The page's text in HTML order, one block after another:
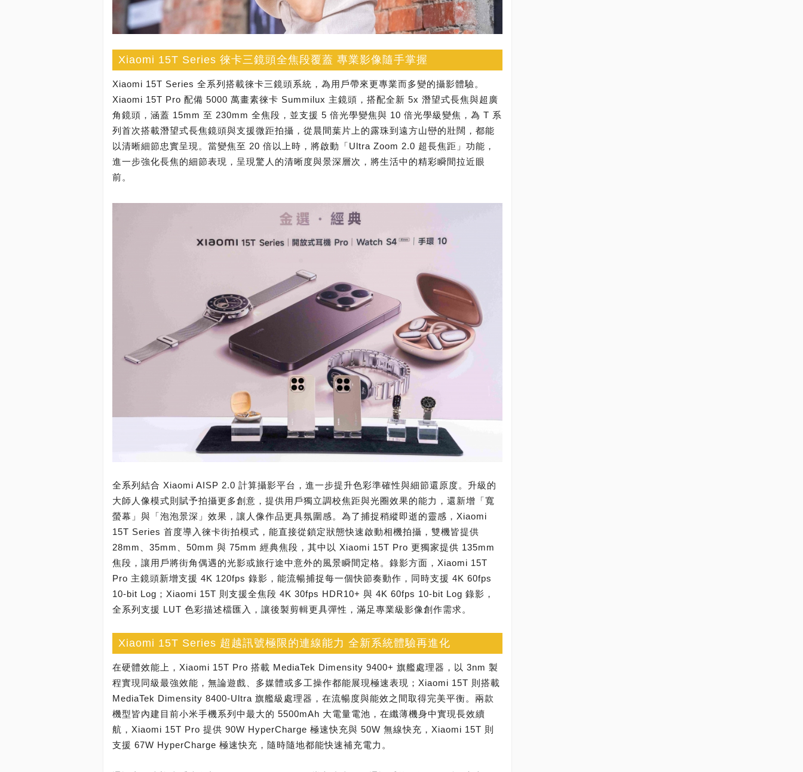
Xiaomi 15T Series 徠卡三鏡頭全焦段覆蓋 專業影像隨手掌握
Xiaomi 15T Series 全系列搭載徠卡三鏡頭系統，為用戶帶來更專業而多變的攝影體驗。
Xiaomi 15T Pro 配備 5000 萬畫素徠卡 Summilux 主鏡頭，搭配全新 5x 潛望式長焦與超廣
角鏡頭，涵蓋 15mm 至 230mm 全焦段，並支援 5 倍光學變焦與 10 倍光學級變焦，為 T 系
列首次搭載潛望式長焦鏡頭與支援微距拍攝，從晨間葉片上的露珠到遠方山巒的壯闊，都能
以清晰細節忠實呈現。當變焦至 20 倍以上時，將啟動「Ultra Zoom 2.0 超長焦距」功能，
進一步強化長焦的細節表現，呈現驚人的清晰度與景深層次，將生活中的精彩瞬間拉近眼
前。
全系列結合 Xiaomi AISP 2.0 計算攝影平台，進一步提升色彩準確性與細節還原度。升級的
大師人像模式則賦予拍攝更多創意，提供用戶獨立調校焦距與光圈效果的能力，還新增「寬
螢幕」與「泡泡景深」效果，讓人像作品更具氛圍感。為了捕捉稍縱即逝的靈感，Xiaomi
15T Series 首度導入徠卡街拍模式，能直接從鎖定狀態快速啟動相機拍攝，雙機皆提供
28mm、35mm、50mm 與 75mm 經典焦段，其中以 Xiaomi 15T Pro 更獨家提供 135mm
焦段，讓用戶將街角偶遇的光影或旅行途中意外的風景瞬間定格。錄影方面，Xiaomi 15T
Pro 主鏡頭新增支援 4K 120fps 錄影，能流暢捕捉每一個快節奏動作，同時支援 4K 60fps
10-bit Log；Xiaomi 15T 則支援全焦段 4K 30fps HDR10+ 與 4K 60fps 10-bit Log 錄影，
全系列支援 LUT 色彩描述檔匯入，讓後製剪輯更具彈性，滿足專業級影像創作需求。
Xiaomi 15T Series 超越訊號極限的連線能力 全新系統體驗再進化
在硬體效能上，Xiaomi 15T Pro 搭載 MediaTek Dimensity 9400+ 旗艦處理器，以 3nm 製
程實現同級最強效能，無論遊戲、多媒體或多工操作都能展現極速表現；Xiaomi 15T 則搭載
MediaTek Dimensity 8400-Ultra 旗艦級處理器，在流暢度與能效之間取得完美平衡。兩款
機型皆內建目前小米手機系列中最大的 5500mAh 大電量電池，在纖薄機身中實現長效續
航，Xiaomi 15T Pro 提供 90W HyperCharge 極速快充與 50W 無線快充，Xiaomi 15T 則
支援 67W HyperCharge 極速快充，隨時隨地都能快速補充電力。